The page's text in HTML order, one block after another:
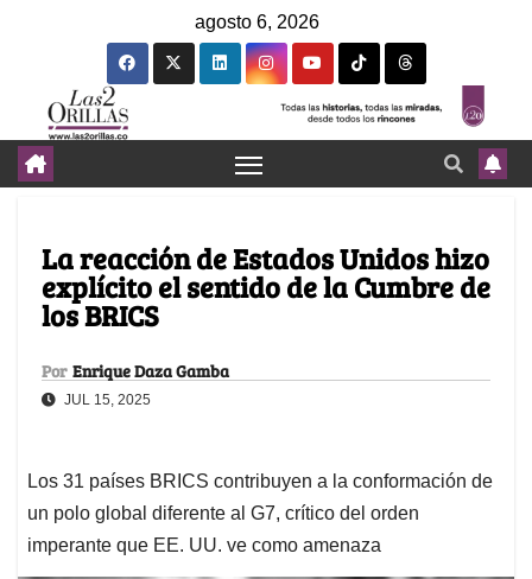
agosto 6, 2026
La reacción de Estados Unidos hizo
explícito el sentido de la Cumbre de
los BRICS
Por Enrique Daza Gamba
JUL 15, 2025
Los 31 países BRICS contribuyen a la conformación de
un polo global diferente al G7, crítico del orden
imperante que EE. UU. ve como amenaza